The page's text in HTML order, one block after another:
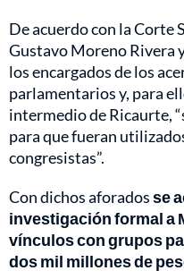
De acuerdo con la Corte
Gustavo Moreno Rivera
los encargados de los
parlamentarios y, para
intermedio de Ricaurte,
para que fueran
congresistas”.
Con dichos aforadosse
investigación formal a
vínculos con grupos
dos mil millones de